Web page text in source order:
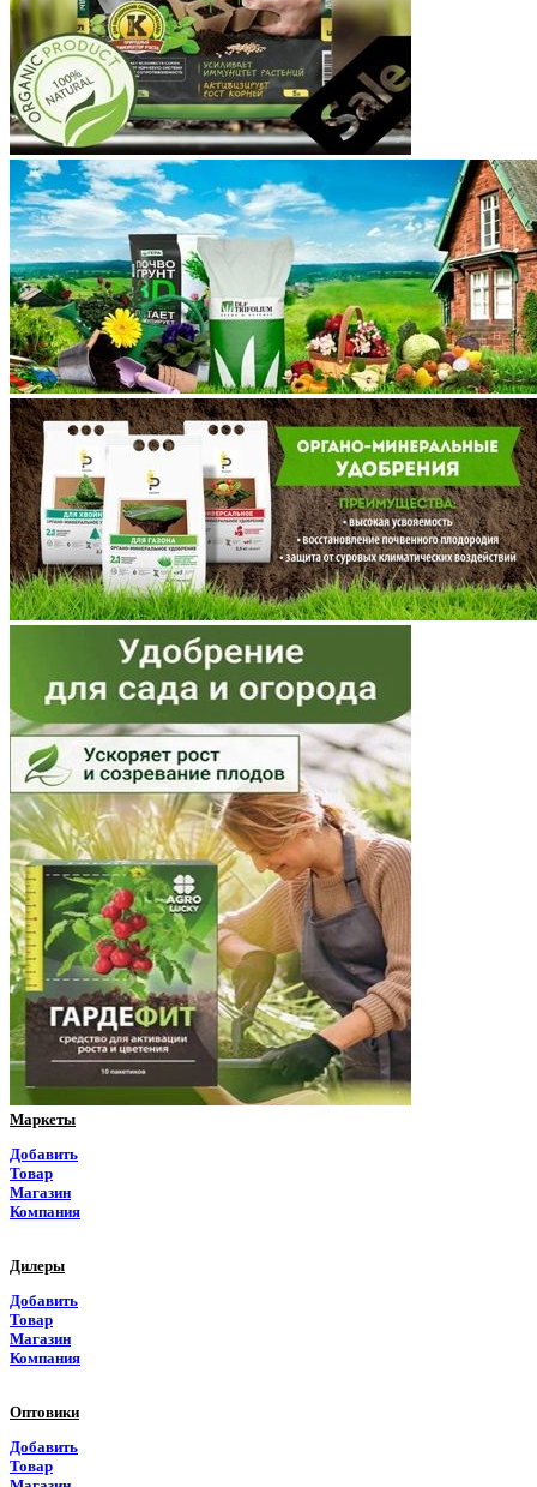
Красноярский край
Крым
Курганская область
Курская область
Ленинградская область
Липецкая область
Магаданская область
Марий Эл
Мордовия
Московская область
Мурманская область
Ненецкий АО
Нижегородская область
Новгородская область
Новосибирская область
Омская область
Оренбургская область
Орловская область
Пензенская область
Пермский край
Приморский край
Псковская область
Ростовская область
Маркеты
Добавить
Товар
Магазин
Компания
Дилеры
Добавить
Товар
Магазин
Компания
Оптовики
Добавить
Товар